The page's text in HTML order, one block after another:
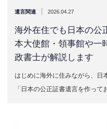
遺言関連 2026.04.27
海外在住でも日本の公
本大使館・領事館や一
政書士が解説します
はじめに海外に住みながら、日
「日本の公正証書遺言を作って